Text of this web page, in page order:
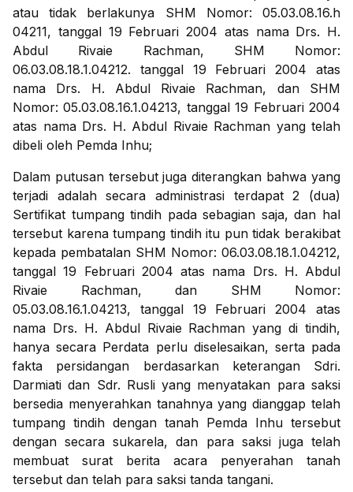
atau tidak berlakunya SHM Nomor: 05.03.08.16.h
04211, tanggal 19 Februari 2004 atas nama Drs. H.
Abdul Rivaie Rachman, SHM Nomor:
06.03.08.18.1.04212. tanggal 19 Februari 2004 atas
nama Drs. H. Abdul Rivaie Rachman, dan SHM
Nomor: 05.03.08.16.1.04213, tanggal 19 Februari 2004
atas nama Drs. H. Abdul Rivaie Rachman yang telah
dibeli oleh Pemda Inhu;
Dalam putusan tersebut juga diterangkan bahwa yang
terjadi adalah secara administrasi terdapat 2 (dua)
Sertifikat tumpang tindih pada sebagian saja, dan hal
tersebut karena tumpang tindih itu pun tidak berakibat
kepada pembatalan SHM Nomor: 06.03.08.18.1.04212,
tanggal 19 Februari 2004 atas nama Drs. H. Abdul
Rivaie Rachman, dan SHM Nomor:
05.03.08.16.1.04213, tanggal 19 Februari 2004 atas
nama Drs. H. Abdul Rivaie Rachman yang di tindih,
hanya secara Perdata perlu diselesaikan, serta pada
fakta persidangan berdasarkan keterangan Sdri.
Darmiati dan Sdr. Rusli yang menyatakan para saksi
bersedia menyerahkan tanahnya yang dianggap telah
tumpang tindih dengan tanah Pemda Inhu tersebut
dengan secara sukarela, dan para saksi juga telah
membuat surat berita acara penyerahan tanah
tersebut dan telah para saksi tanda tangani.